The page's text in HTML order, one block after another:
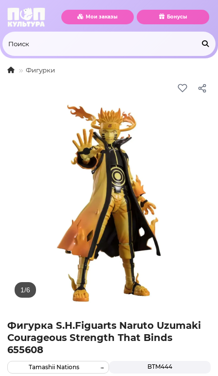
Мои заказы Бонусы
Фигурки
Фигурка S.H.Figuarts Naruto Uzumaki
Courageous Strength That Binds
655608
BTM444
Tamashii Nations